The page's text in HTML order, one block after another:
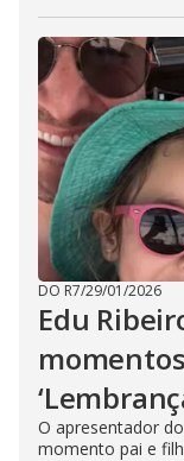
DO R7/29/01/2026
Edu
O apresentador
momento pai e